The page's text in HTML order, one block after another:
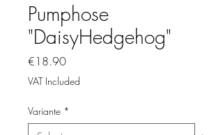
Pumphose
"DaisyHedgehog"
€18.90Price
VAT Included
Variante *